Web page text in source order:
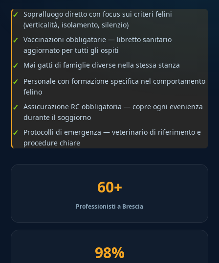
Sopralluogo diretto con focus sui criteri felini
(verticalità, isolamento, silenzio)
Vaccinazioni obbligatorie — libretto sanitario
aggiornato per tutti gli ospiti
Mai gatti di famiglie diverse nella stessa stanza
Personale con formazione specifica nel comportamento
felino
Assicurazione RC obbligatoria — copre ogni evenienza
durante il soggiorno
Protocolli di emergenza — veterinario di riferimento e
procedure chiare
60+
Professionisti a Brescia
98%